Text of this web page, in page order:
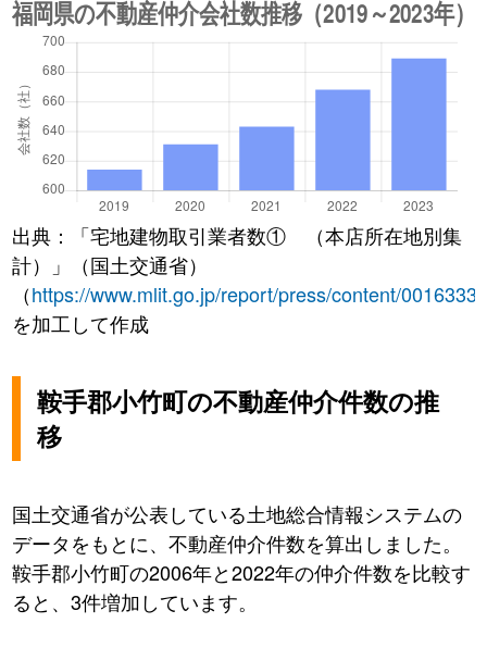
出典：「宅地建物取引業者数① （本店所在地別集
計）」（国土交通省）
（https://www.mlit.go.jp/report/press/content/
を加工して作成
鞍手郡小竹町の不動産仲介件数の推
移
国土交通省が公表している土地総合情報システムの
データをもとに、不動産仲介件数を算出しました。
鞍手郡小竹町の2006年と2022年の仲介件数を比較す
ると、3件増加しています。